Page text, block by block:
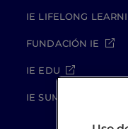
IE LIFELONG
FUNDACIÓN IE
IE EDU
IE SUMMER SCHOOL